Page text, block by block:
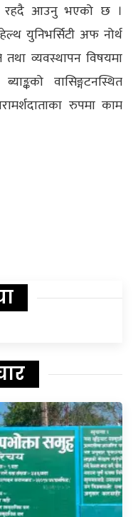
रहदै आउनु भएको छ ।
युनिभर्सिटी अफ नोर्थ
तथा व्यवस्थापन विषयमा
वासिङ्गटनस्थित
रुपमा काम